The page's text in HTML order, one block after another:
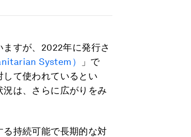
すが、2022年に発行さ
System）
」で
て使われているとい
は、さらに広がりをみ
持続可能で長期的な対